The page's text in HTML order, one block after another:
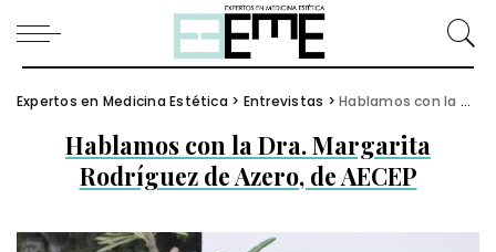
Expertos en Medicina Estética > Entrevistas >Hablamos con la Dra. Margarita Rodríguez de Azero, de AECEP
Hablamos con la Dra. Margarita
Rodríguez de Azero, de AECEP